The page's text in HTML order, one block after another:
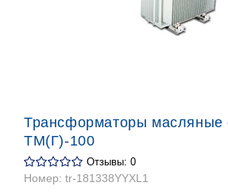
Трансформаторы масляные
ТМ(Г)-100
Отзывы: 0
Номер: tr-181338YYXL1